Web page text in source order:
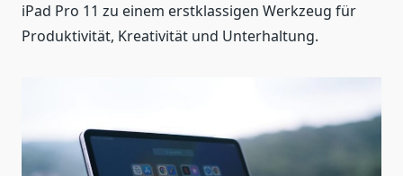
iPad Pro 11 zu einem erstklassigen Werkzeug für
Produktivität, Kreativität und Unterhaltung.